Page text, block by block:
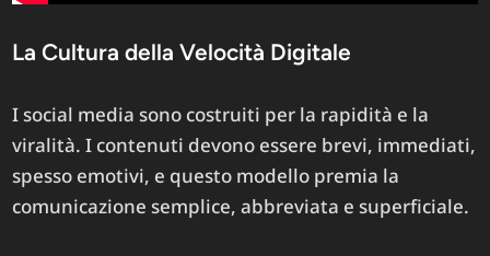
La Cultura della Velocità Digitale
I social media sono costruiti per la rapidità e la
viralità. I contenuti devono essere brevi, immediati,
spesso emotivi, e questo modello premia la
comunicazione semplice, abbreviata e superficiale.